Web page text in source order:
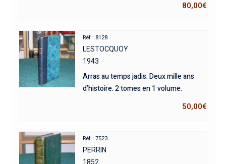
80,00€
Réf : 8128
LESTOCQUOY
1943
Arras au temps jadis. Deux mille ans
d’histoire. 2 tomes en 1 volume.
50,00€
Réf : 7523
PERRIN
1852